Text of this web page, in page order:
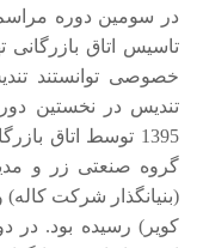
تاسیس اتاق بازرگانی
خصوصی توانستند
تندیس در نخستین
1395 توسط اتاق
گروه صنعتی زر و
(بنیانگذار شرکت